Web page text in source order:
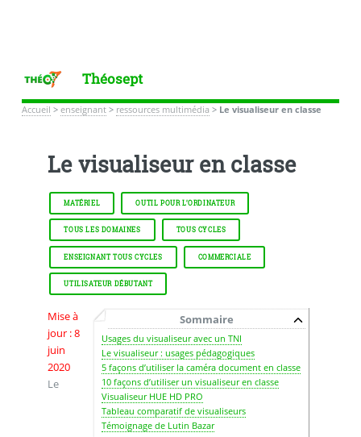
Théosept
Accueil > enseignant> ressources multimédia > Le visualiseur en classe
Le visualiseur en classe
MATÉRIEL OUTIL POUR L’ORDINATEUR
TOUS LES DOMAINES TOUS CYCLES
ENSEIGNANT TOUS CYCLES COMMERCIALE
UTILISATEUR DÉBUTANT
Sommaire
Usages du visualiseur avec un TNI
Le visualiseur : usages pédagogiques
5 façons d’utiliser la caméra document en classe
10 façons d’utiliser un visualiseur en classe
Visualiseur HUE HD PRO
Tableau comparatif de visualiseurs
Témoignage de Lutin Bazar
Mise à
jour : 8
juin
2020
Le